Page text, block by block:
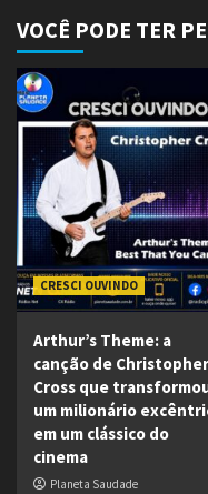
VOCÊ PODE TER
CRESCI OUVINDO
Arthur’s Theme: a
canção de Christopher
Cross que
um milionário
em um clássico do
cinema
Planeta Saudade